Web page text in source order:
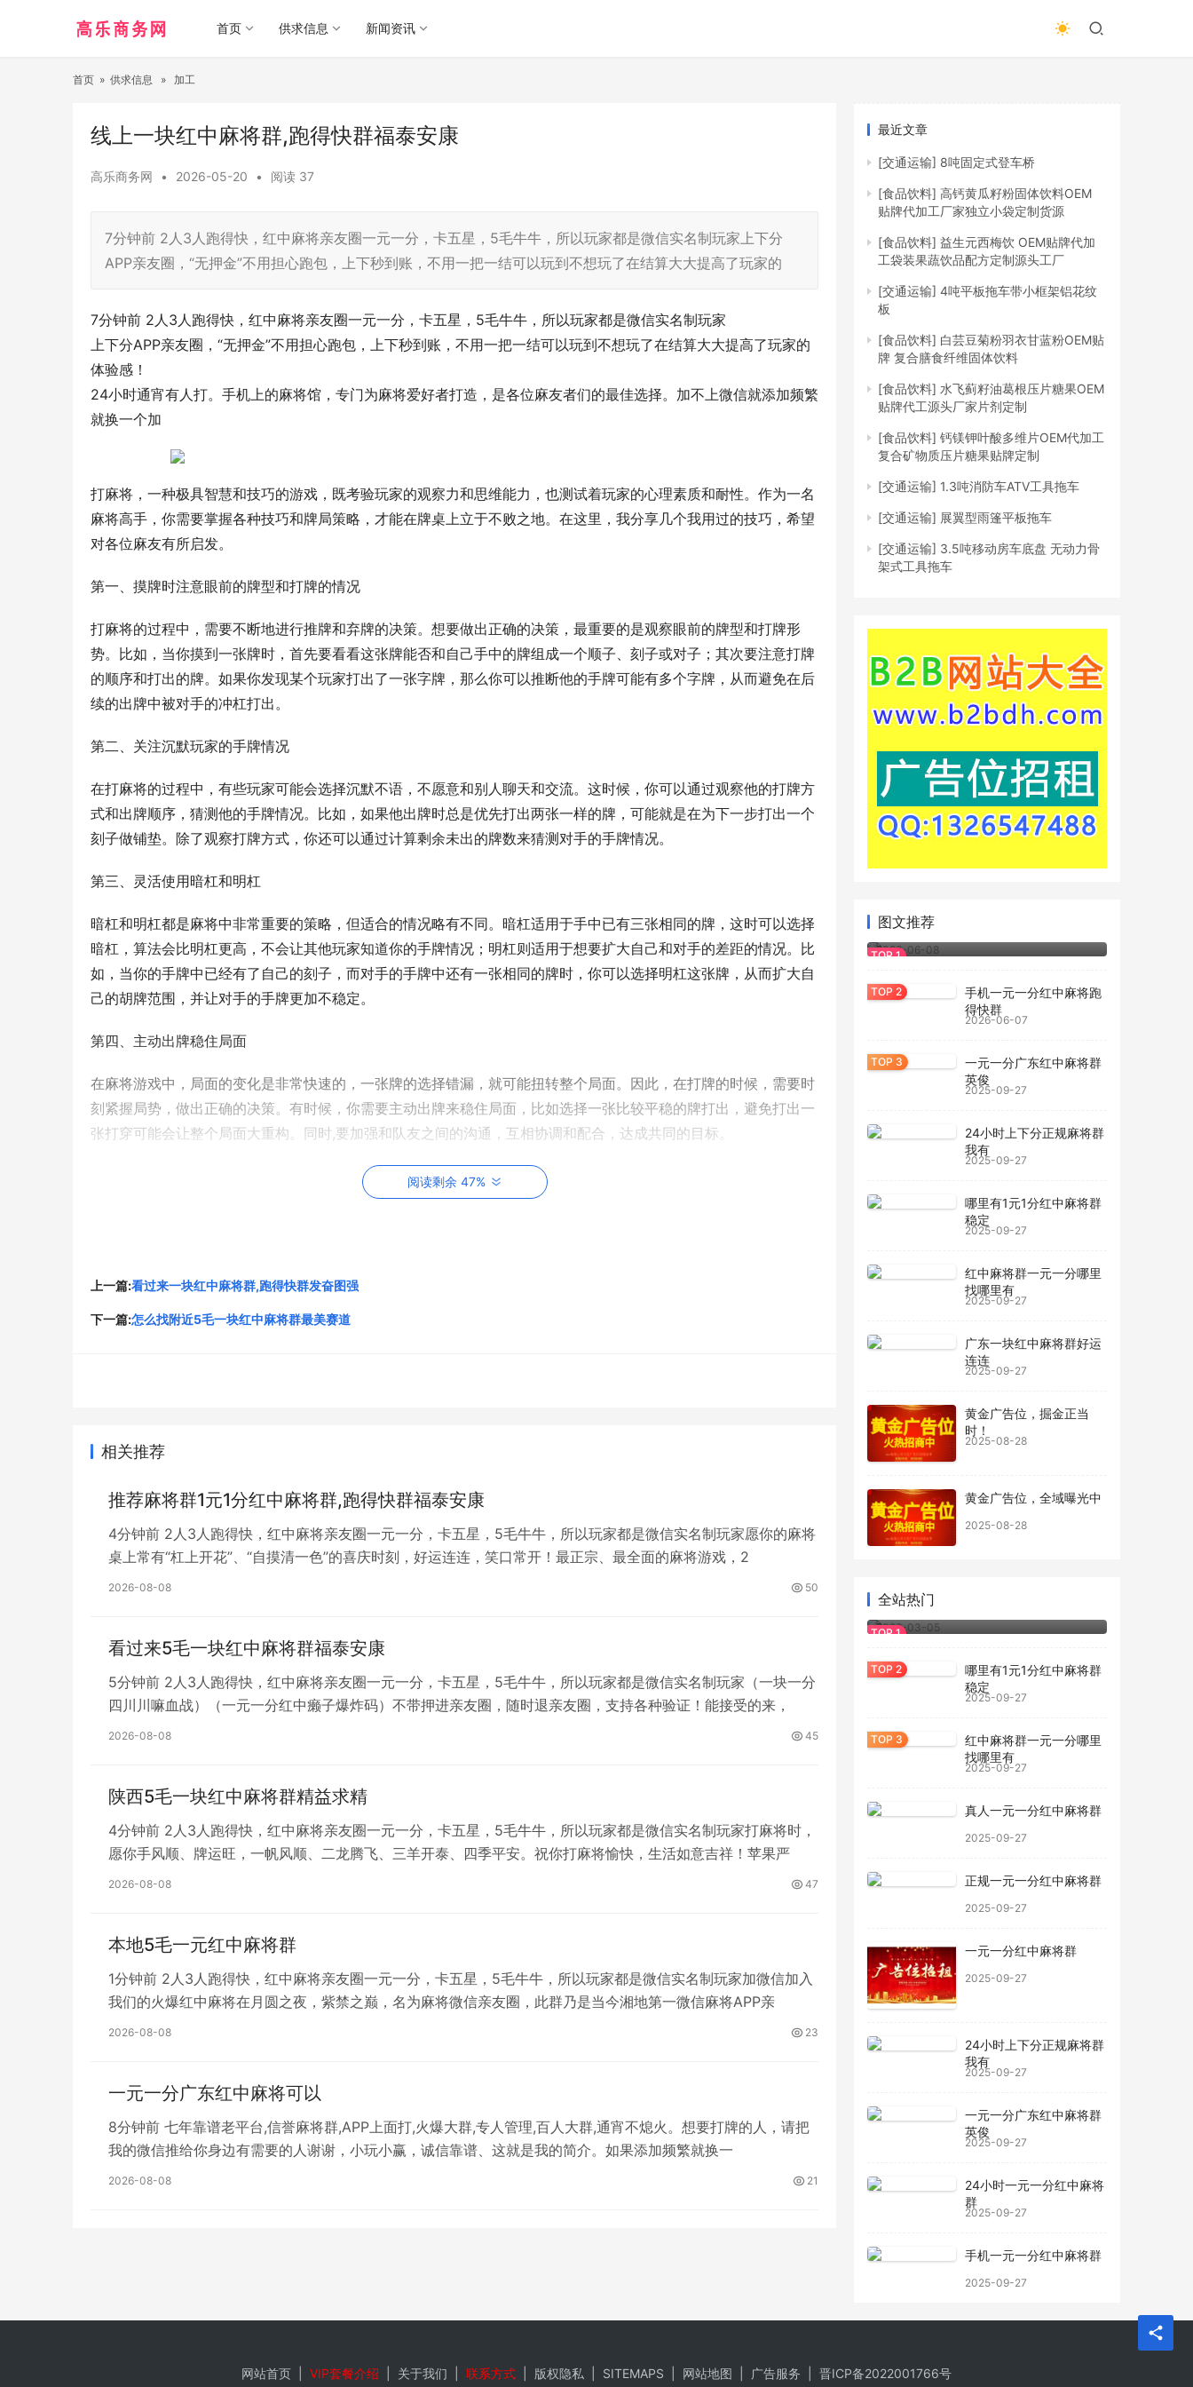
首页 供求信息 新闻资讯
首页 » 供求信息 » 加工
线上一块红中麻将群,跑得快群福泰安康
高乐商务网 • 2026-05-20 • 阅读 37
7分钟前 2人3人跑得快，红中麻将亲友圈一元一分，卡五星，5毛牛牛，所以玩家都是微信实名制玩家上下分
APP亲友圈，“无押金”不用担心跑包，上下秒到账，不用一把一结可以玩到不想玩了在结算大大提高了玩家的
7分钟前 2人3人跑得快，红中麻将亲友圈一元一分，卡五星，5毛牛牛，所以玩家都是微信实名制玩家
上下分APP亲友圈，“无押金”不用担心跑包，上下秒到账，不用一把一结可以玩到不想玩了在结算大大提高了玩家的
体验感！
24小时通宵有人打。手机上的麻将馆，专门为麻将爱好者打造，是各位麻友者们的最佳选择。加不上微信就添加频繁
就换一个加
打麻将，一种极具智慧和技巧的游戏，既考验玩家的观察力和思维能力，也测试着玩家的心理素质和耐性。作为一名
麻将高手，你需要掌握各种技巧和牌局策略，才能在牌桌上立于不败之地。在这里，我分享几个我用过的技巧，希望
对各位麻友有所启发。
第一、摸牌时注意眼前的牌型和打牌的情况
打麻将的过程中，需要不断地进行推牌和弃牌的决策。想要做出正确的决策，最重要的是观察眼前的牌型和打牌形
势。比如，当你摸到一张牌时，首先要看看这张牌能否和自己手中的牌组成一个顺子、刻子或对子；其次要注意打牌
的顺序和打出的牌。如果你发现某个玩家打出了一张字牌，那么你可以推断他的手牌可能有多个字牌，从而避免在后
续的出牌中被对手的冲杠打出。
第二、关注沉默玩家的手牌情况
在打麻将的过程中，有些玩家可能会选择沉默不语，不愿意和别人聊天和交流。这时候，你可以通过观察他的打牌方
式和出牌顺序，猜测他的手牌情况。比如，如果他出牌时总是优先打出两张一样的牌，可能就是在为下一步打出一个
刻子做铺垫。除了观察打牌方式，你还可以通过计算剩余未出的牌数来猜测对手的手牌情况。
第三、灵活使用暗杠和明杠
暗杠和明杠都是麻将中非常重要的策略，但适合的情况略有不同。暗杠适用于手中已有三张相同的牌，这时可以选择
暗杠，算法会比明杠更高，不会让其他玩家知道你的手牌情况；明杠则适用于想要扩大自己和对手的差距的情况。比
如，当你的手牌中已经有了自己的刻子，而对手的手牌中还有一张相同的牌时，你可以选择明杠这张牌，从而扩大自
己的胡牌范围，并让对手的手牌更加不稳定。
第四、主动出牌稳住局面
在麻将游戏中，局面的变化是非常快速的，一张牌的选择错漏，就可能扭转整个局面。因此，在打牌的时候，需要时
刻紧握局势，做出正确的决策。有时候，你需要主动出牌来稳住局面，比如选择一张比较平稳的牌打出，避免打出一
张打穿可能会让整个局面大重构。同时,要加强和队友之间的沟通，互相协调和配合，达成共同的目标。
以上是我在麻将游戏中的一些技巧和心得体会，相信能对广大麻友有所帮助。在实践中，不断总结和提高自己的技
以上就是关于
阅读剩余 47%
特别提示：本信息由相关用户自行提供，真实性未证实，仅供参考。请谨慎采用，风险自负。
上一篇:看过来一块红中麻将群,跑得快群发奋图强
下一篇:怎么找附近5毛一块红中麻将群最美赛道
相关推荐
推荐麻将群1元1分红中麻将群,跑得快群福泰安康
4分钟前 2人3人跑得快，红中麻将亲友圈一元一分，卡五星，5毛牛牛，所以玩家都是微信实名制玩家愿你的麻将
桌上常有“杠上开花”、“自摸清一色”的喜庆时刻，好运连连，笑口常开！最正宗、最全面的麻将游戏，2
2026-08-08 50
看过来5毛一块红中麻将群福泰安康
5分钟前 2人3人跑得快，红中麻将亲友圈一元一分，卡五星，5毛牛牛，所以玩家都是微信实名制玩家（一块一分
四川川嘛血战）（一元一分红中癞子爆炸码）不带押进亲友圈，随时退亲友圈，支持各种验证！能接受的来，
2026-08-08 45
陕西5毛一块红中麻将群精益求精
4分钟前 2人3人跑得快，红中麻将亲友圈一元一分，卡五星，5毛牛牛，所以玩家都是微信实名制玩家打麻将时，
愿你手风顺、牌运旺，一帆风顺、二龙腾飞、三羊开泰、四季平安。祝你打麻将愉快，生活如意吉祥！苹果严
2026-08-08 47
本地5毛一元红中麻将群
1分钟前 2人3人跑得快，红中麻将亲友圈一元一分，卡五星，5毛牛牛，所以玩家都是微信实名制玩家加微信加入
我们的火爆红中麻将在月圆之夜，紫禁之巅，名为麻将微信亲友圈，此群乃是当今湘地第一微信麻将APP亲
2026-08-08 23
一元一分广东红中麻将可以
8分钟前 七年靠谱老平台,信誉麻将群,APP上面打,火爆大群,专人管理,百人大群,通宵不熄火。想要打牌的人，请把
我的微信推给你身边有需要的人谢谢，小玩小赢，诚信靠谱、这就是我的简介。如果添加频繁就换一
2026-08-08 21
最近文章
[交通运输] 8吨固定式登车桥
[食品饮料] 高钙黄瓜籽粉固体饮料OEM
贴牌代加工厂家独立小袋定制货源
[食品饮料] 益生元西梅饮 OEM贴牌代加
工袋装果蔬饮品配方定制源头工厂
[交通运输] 4吨平板拖车带小框架铝花纹
板
[食品饮料] 白芸豆菊粉羽衣甘蓝粉OEM贴
牌 复合膳食纤维固体饮料
[食品饮料] 水飞蓟籽油葛根压片糖果OEM
贴牌代工源头厂家片剂定制
[食品饮料] 钙镁钾叶酸多维片OEM代加工
复合矿物质压片糖果贴牌定制
[交通运输] 1.3吨消防车ATV工具拖车
[交通运输] 展翼型雨篷平板拖车
[交通运输] 3.5吨移动房车底盘 无动力骨
架式工具拖车
图文推荐
2026玩家经验：一元一分红中麻将怎么
玩.bilibili
2026-06-08
手机一元一分红中麻将跑
得快群
2026-06-07
一元一分广东红中麻将群
英俊
2025-09-27
24小时上下分正规麻将群
我有
2025-09-27
哪里有1元1分红中麻将群
稳定
2025-09-27
红中麻将群一元一分哪里
找哪里有
2025-09-27
广东一块红中麻将群好运
连连
2025-09-27
黄金广告位，掘金正当
时！
2025-08-28
黄金广告位，全域曝光中
2025-08-28
全站热门
家居灯具干燥剂 吊灯壁灯室内照明设备
2026-03-05
哪里有1元1分红中麻将群
稳定
2025-09-27
红中麻将群一元一分哪里
找哪里有
2025-09-27
真人一元一分红中麻将群
2025-09-27
正规一元一分红中麻将群
2025-09-27
一元一分红中麻将群
2025-09-27
24小时上下分正规麻将群
我有
2025-09-27
一元一分广东红中麻将群
英俊
2025-09-27
24小时一元一分红中麻将
群
2025-09-27
手机一元一分红中麻将群
2025-09-27
网站首页 VIP套餐介绍 关于我们 联系方式 版权隐私 SITEMAPS 网站地图 广告服务 晋ICP备2022001766号